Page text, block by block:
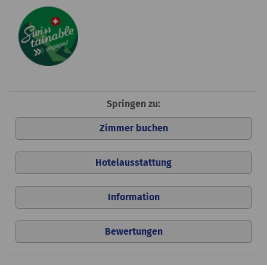
Springen zu:
Zimmer buchen
Hotelausstattung
Information
Bewertungen